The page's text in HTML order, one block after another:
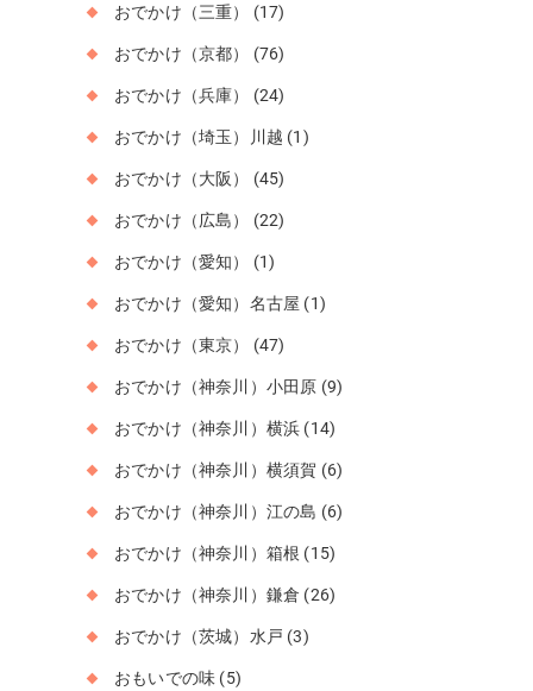
おでかけ（三重） (17)
おでかけ（京都） (76)
おでかけ（兵庫） (24)
おでかけ（埼玉）川越 (1)
おでかけ（大阪） (45)
おでかけ（広島） (22)
おでかけ（愛知） (1)
おでかけ（愛知）名古屋 (1)
おでかけ（東京） (47)
おでかけ（神奈川）小田原 (9)
おでかけ（神奈川）横浜 (14)
おでかけ（神奈川）横須賀 (6)
おでかけ（神奈川）江の島 (6)
おでかけ（神奈川）箱根 (15)
おでかけ（神奈川）鎌倉 (26)
おでかけ（茨城）水戸 (3)
おもいでの味 (5)